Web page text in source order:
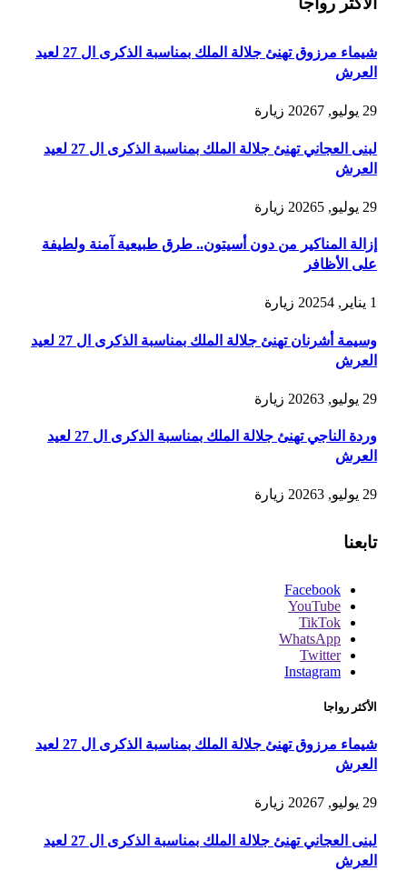
شيماء مرزوق تهنئ جلالة الملك بمناسبة الذكرى ال 27 لعيد
العرش
29 يوليو, 2026 7 زيارة
لبنى العجاني تهنئ جلالة الملك بمناسبة الذكرى ال 27 لعيد
العرش
29 يوليو, 2026 5 زيارة
إزالة المناكير من دون أسيتون.. طرق طبيعية آمنة ولطيفة
على الأظافر
1 يناير, 2025 4 زيارة
وسيمة أشرنان تهنئ جلالة الملك بمناسبة الذكرى ال 27 لعيد
العرش
29 يوليو, 2026 3 زيارة
وردة الناجي تهنئ جلالة الملك بمناسبة الذكرى ال 27 لعيد
العرش
29 يوليو, 2026 3 زيارة
تابعنا
Facebook
YouTube
TikTok
WhatsApp
Twitter
Instagram
الأكثر رواجا
شيماء مرزوق تهنئ جلالة الملك بمناسبة الذكرى ال 27 لعيد
العرش
29 يوليو, 2026 7 زيارة
لبنى العجاني تهنئ جلالة الملك بمناسبة الذكرى ال 27 لعيد
العرش